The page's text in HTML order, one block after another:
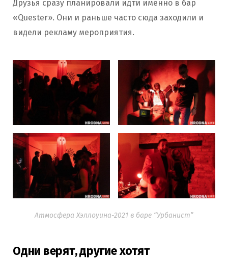
Друзья сразу планировали идти именно в бар
«Quester». Они и раньше часто сюда заходили и
видели рекламу мероприятия.
Атмосфера Хэллоуина-2021 в баре “Урбанист”
Одни верят, другие хотят